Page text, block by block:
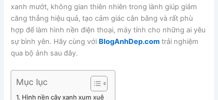
xanh mướt, không gian thiên nhiên trong lành giúp giảm
căng thẳng hiệu quả, tạo cảm giác cân bằng và rất phù
hợp để làm hình nền điện thoại, máy tính cho những ai yêu
sự bình yên. Hãy cùng với BlogAnhDep.com trải nghiệm
qua bộ ảnh sau đây.
Mục lục
Hình nền cây xanh xum xuê